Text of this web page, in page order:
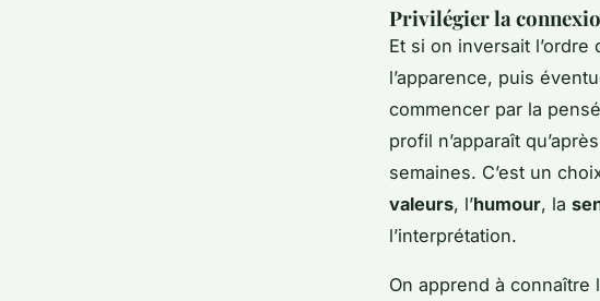
Privilégier la
Et si on inversait
l’apparence, puis
commencer par la
profil n’apparaît
semaines. C’est un
valeurs, l’humour, la
l’interprétation.
On apprend à connaître